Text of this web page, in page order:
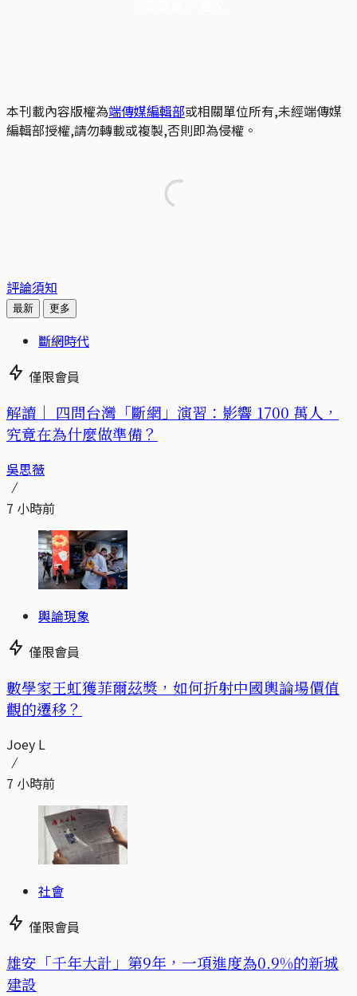
本刊載內容版權為端傳媒編輯部或相關單位所有,未經端傳媒
編輯部授權,請勿轉載或複製,否則即為侵權。
評論須知
最新 更多
斷網時代
僅限會員
解讀｜ 四問台灣「斷網」演習：影響 1700 萬人，
究竟在為什麼做準備？
吳思薇
7 小時前
輿論現象
僅限會員
數學家王虹獲菲爾茲獎，如何折射中國輿論場價值
觀的遷移？
Joey L
7 小時前
社會
僅限會員
​​雄安「千年大計」第9年，一項進度為0.9%的新城
建設